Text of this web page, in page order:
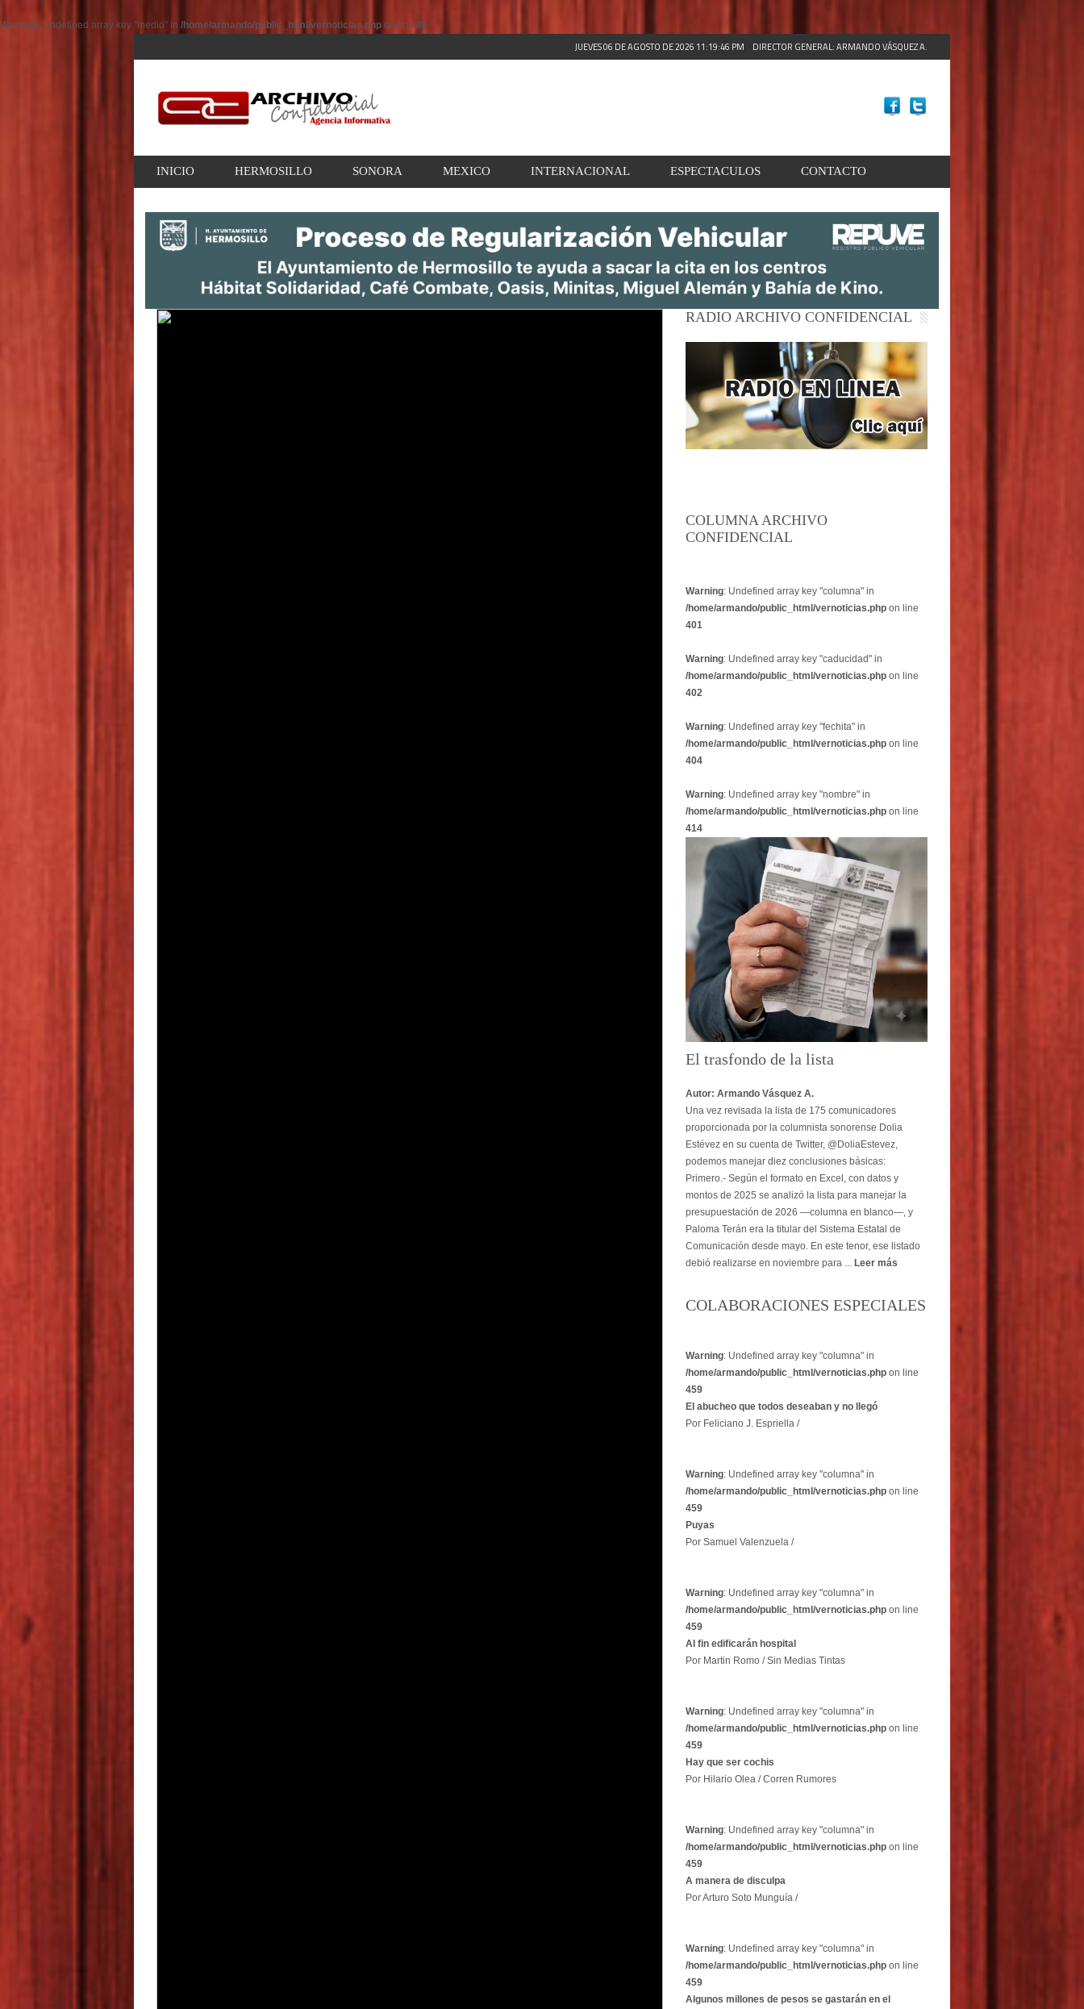
Warning: Undefined array key "medio" in /home/armando/public_html/vernoticias.php on line 86
JUEVES 06 DE AGOSTO DE 2026 11:19:48 PM DIRECTOR GENERAL: ARMANDO VÁSQUEZ A.
INICIO HERMOSILLO SONORA MEXICO INTERNACIONAL ESPECTACULOS CONTACTO
RADIO ARCHIVO CONFIDENCIAL
COLUMNA ARCHIVO
CONFIDENCIAL
Warning: Undefined array key "columna" in
/home/armando/public_html/vernoticias.php on line
401
Warning: Undefined array key "caducidad" in
/home/armando/public_html/vernoticias.php on line
402
Warning: Undefined array key "fechita" in
/home/armando/public_html/vernoticias.php on line
404
Warning: Undefined array key "nombre" in
/home/armando/public_html/vernoticias.php on line
414
El trasfondo de la lista
Autor: Armando Vásquez A.
Una vez revisada la lista de 175 comunicadores
proporcionada por la columnista sonorense Dolia
Estévez en su cuenta de Twitter, @DoliaEstevez,
podemos manejar diez conclusiones básicas:
Primero.- Según el formato en Excel, con datos y
montos de 2025 se analizó la lista para manejar la
presupuestación de 2026 —columna en blanco—, y
Paloma Terán era la titular del Sistema Estatal de
Comunicación desde mayo. En este tenor, ese listado
debió realizarse en noviembre para ... Leer más
COLABORACIONES ESPECIALES
Warning: Undefined array key "columna" in
/home/armando/public_html/vernoticias.php on line
459
El abucheo que todos deseaban y no llegó
Por Feliciano J. Espriella /
Warning: Undefined array key "columna" in
/home/armando/public_html/vernoticias.php on line
459
Puyas
Por Samuel Valenzuela /
Warning: Undefined array key "columna" in
/home/armando/public_html/vernoticias.php on line
459
Al fin edificarán hospital
Por Martin Romo / Sin Medias Tintas
Warning: Undefined array key "columna" in
/home/armando/public_html/vernoticias.php on line
459
Hay que ser cochis
Por Hilario Olea / Corren Rumores
Warning: Undefined array key "columna" in
/home/armando/public_html/vernoticias.php on line
459
A manera de disculpa
Por Arturo Soto Munguía /
Warning: Undefined array key "columna" in
/home/armando/public_html/vernoticias.php on line
459
Algunos millones de pesos se gastarán en el